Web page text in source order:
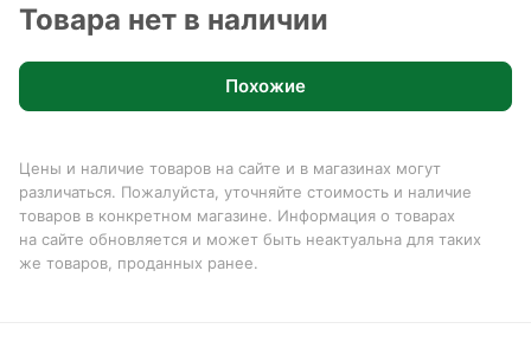
Товара нет в наличии
Похожие
Цены и наличие товаров на сайте и в магазинах могут
различаться. Пожалуйста, уточняйте стоимость и наличие
товаров в конкретном магазине. Информация о товарах
на сайте обновляется и может быть неактуальна для таких
же товаров, проданных ранее.